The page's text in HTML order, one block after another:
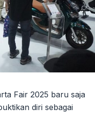
Fair 2025 baru saja
diri sebagai